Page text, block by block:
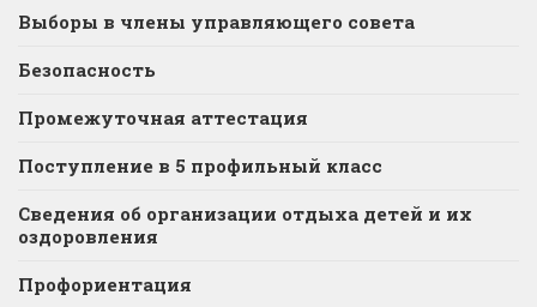
Выборы в члены управляющего совета
Безопасность
Промежуточная аттестация
Поступление в 5 профильный класс
Сведения об организации отдыха детей и их
оздоровления
Профориентация